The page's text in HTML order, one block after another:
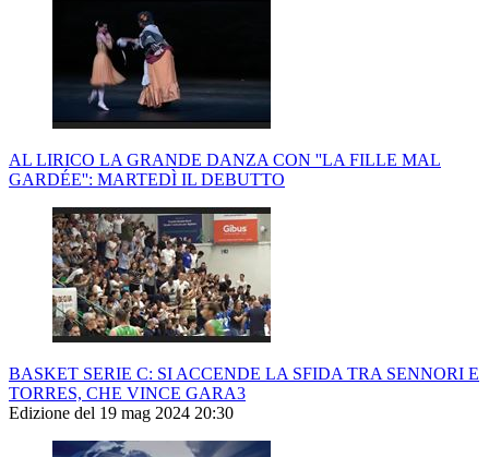
AL LIRICO LA GRANDE DANZA CON ''LA FILLE MAL
GARDÉE'': MARTEDÌ IL DEBUTTO
BASKET SERIE C: SI ACCENDE LA SFIDA TRA SENNORI E
TORRES, CHE VINCE GARA3
Edizione del 19 mag 2024 20:30